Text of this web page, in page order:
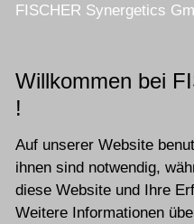
FISCHER Synergetics
Willkommen bei
!
Auf unserer Website
ihnen sind notwendig,
diese Website und Ihre
Weitere Informationen